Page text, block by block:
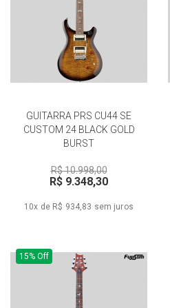
GUITARRA PRS CU44 SE
CUSTOM 24 BLACK GOLD
BURST
R$ 10.998,00
R$ 9.348,30
10x de R$ 934,83 sem juros
15% Off